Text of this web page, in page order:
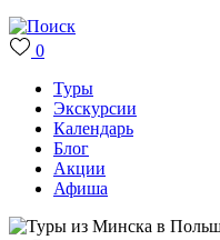
0
Туры
Экскурсии
Календарь
Блог
Акции
Афиша